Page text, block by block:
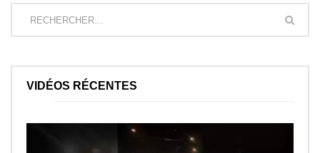
VIDÉOS RÉCENTES